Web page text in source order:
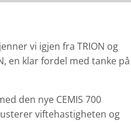
vi igjen fra TRION og
en klar fordel med tanke på
den nye CEMIS 700
viftehastigheten og